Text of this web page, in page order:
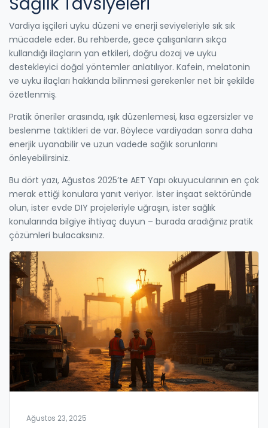
Vardiya işçileri uyku düzeni ve enerji seviyeleriyle sık sık
mücadele eder. Bu rehberde, gece çalışanların sıkça
kullandığı ilaçların yan etkileri, doğru dozaj ve uyku
destekleyici doğal yöntemler anlatılıyor. Kafein, melatonin
ve uyku ilaçları hakkında bilinmesi gerekenler net bir şekilde
özetlenmiş.
Pratik öneriler arasında, ışık düzenlemesi, kısa egzersizler ve
beslenme taktikleri de var. Böylece vardiyadan sonra daha
enerjik uyanabilir ve uzun vadede sağlık sorunlarını
önleyebilirsiniz.
Bu dört yazı, Ağustos 2025’te AET Yapı okuyucularının en çok
merak ettiği konulara yanıt veriyor. İster inşaat sektöründe
olun, ister evde DIY projeleriyle uğraşın, ister sağlık
konularında bilgiye ihtiyaç duyun – burada aradığınız pratik
çözümleri bulacaksınız.
Ağustos 23, 2025